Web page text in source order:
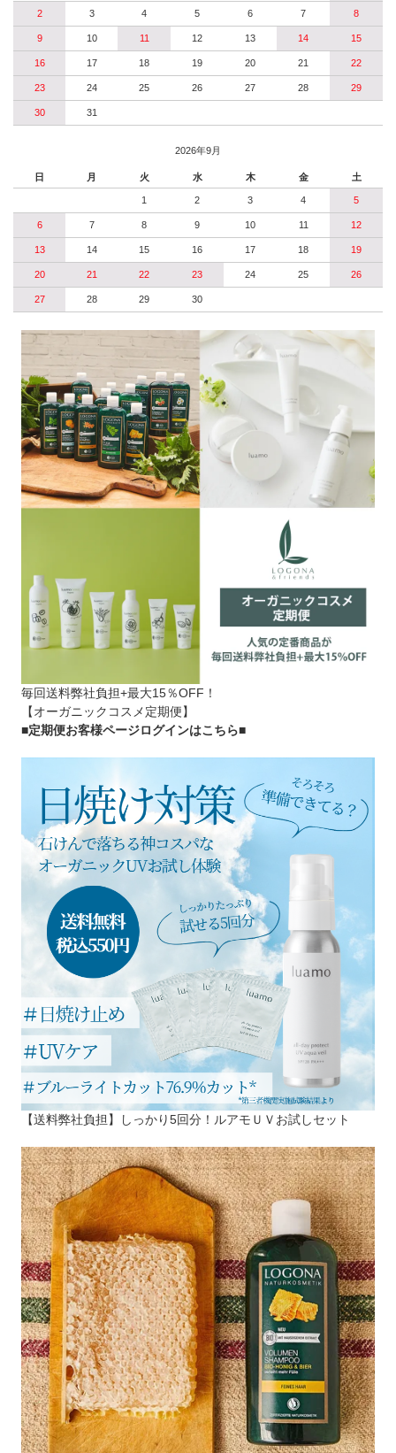
2 3 4 5 6 7 8
9 10 11 12 13 14 15
16 17 18 19 20 21 22
23 24 25 26 27 28 29
30 31
2026年9月
日 月 火 水 木 金 土
1 2 3 4 5
6 7 8 9 10 11 12
13 14 15 16 17 18 19
20 21 22 23 24 25 26
27 28 29 30
毎回送料弊社負担+最大15％OFF！
【オーガニックコスメ定期便】
■定期便お客様ページログインはこちら■
【送料弊社負担】しっかり5回分！ルアモＵＶお試しセット